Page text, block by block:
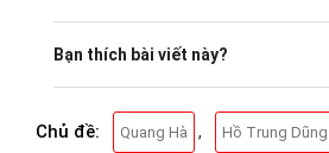
Bạn thích bài viết này?
Chủ đề: Quang Hà , Hồ Trung Dũng